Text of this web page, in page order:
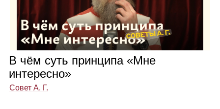
В чём суть прин­ципа «Мне
инте­ресно»
Совет А. Г.